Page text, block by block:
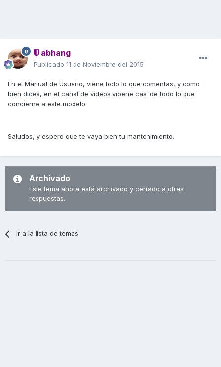
abhang
Publicado 11 de Noviembre del 2015
En el Manual de Usuario, viene todo lo que comentas, y como
bien dices, en el canal de vídeos vioene casi de todo lo que
concierne a este modelo.
Saludos, y espero que te vaya bien tu mantenimiento.
Archivado
Este tema ahora está archivado y cerrado a otras
respuestas.
Ir a la lista de temas